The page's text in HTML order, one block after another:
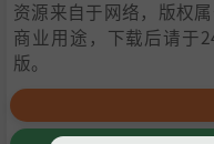
资源来自于网络，版权
商业用途，下载后请于
版。